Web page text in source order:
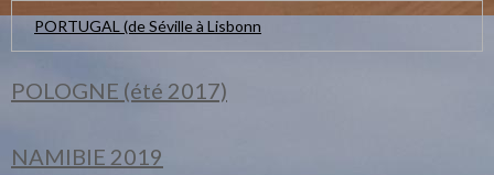
PORTUGAL (de Séville à Lisbonn
POLOGNE (été 2017)
NAMIBIE 2019